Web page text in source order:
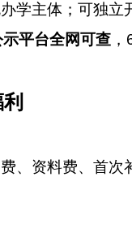
学主体；可独
平台全网可查
、资料费、首